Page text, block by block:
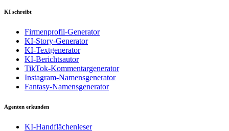
KI schreibt
Firmenprofil-Generator
KI-Story-Generator
KI-Textgenerator
KI-Berichtsautor
TikTok-Kommentargenerator
Instagram-Namensgenerator
Fantasy-Namensgenerator
Agenten erkunden
KI-Handflächenleser